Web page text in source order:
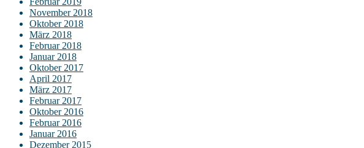
November 2018
Oktober 2018
März 2018
Februar 2018
Januar 2018
Oktober 2017
April 2017
März 2017
Februar 2017
Oktober 2016
Februar 2016
Januar 2016
Dezember 2015